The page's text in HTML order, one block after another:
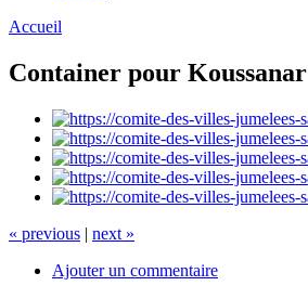
Accueil
Container pour Koussanar
« previous | next »
Ajouter un commentaire